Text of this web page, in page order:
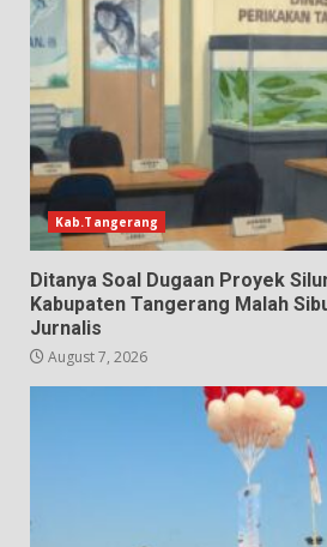
Kab.Tangerang
Ditanya Soal Dugaan Proyek
Kabupaten Tangerang Malah
Jurnalis
August 7, 2026